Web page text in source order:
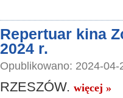
Repertuar kina
2024 r.
Opublikowano: 2024-
RZESZÓW. więcej »